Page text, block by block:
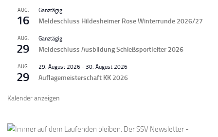
AUG.
16
Ganztägig
Meldeschluss Hildesheimer Rose Winterrunde 2026/27
AUG.
29
Ganztägig
Meldeschluss Ausbildung Schießsportleiter 2026
AUG.
29
29. August 2026 - 30. August 2026
Auflagemeisterschaft KK 2026
Kalender anzeigen